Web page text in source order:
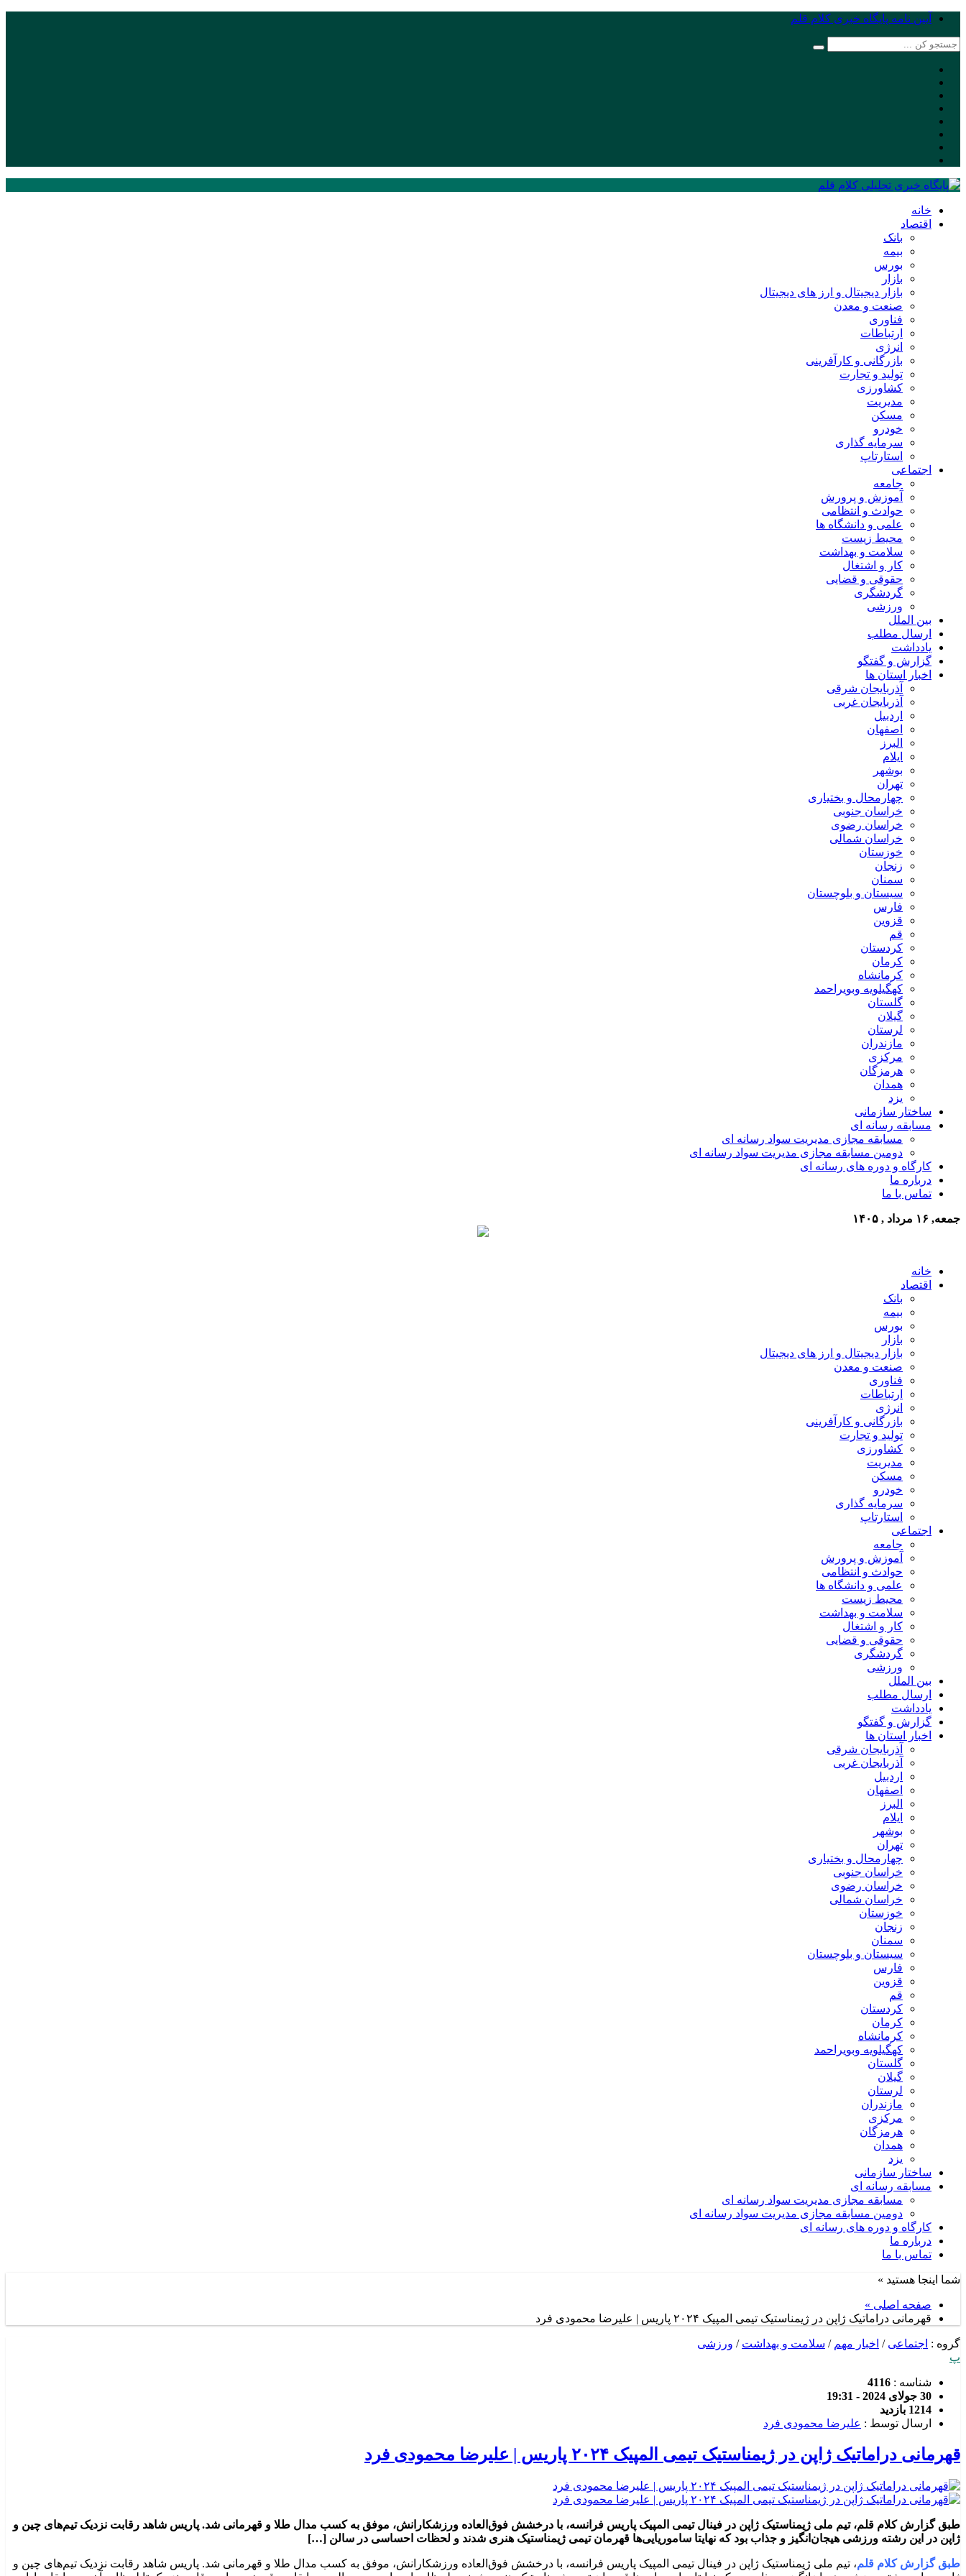
آیین نامه پایگاه خبری کلام قلم
خانه
اقتصاد
بانک
بیمه
بورس
بازار
بازار دیجیتال و ارز های دیجیتال
صنعت و معدن
فناوری
ارتباطات
انرژی
بازرگانی و کارآفرینی
تولید و تجارت
کشاورزی
مدیریت
مسکن
خودرو
سرمایه گذاری
استارتاپ
اجتماعی
جامعه
آموزش و پرورش
حوادث و انتظامی
علمی و دانشگاه ها
محیط زیست
سلامت و بهداشت
کار و اشتغال
حقوقی و قضایی
گردشگری
ورزشی
بین الملل
ارسال مطلب
یادداشت
گزارش و گفتگو
اخبار استان ها
آذربایجان شرقی
آذربایجان غربی
اردبیل
اصفهان
البرز
ایلام
بوشهر
تهران
چهارمحال و بختیاری
خراسان جنوبی
خراسان رضوی
خراسان شمالی
خوزستان
زنجان
سمنان
سیستان و بلوچستان
فارس
قزوین
قم
کردستان
کرمان
کرمانشاه
کهگیلویه وبویراحمد
گلستان
گیلان
لرستان
مازندران
مرکزی
هرمزگان
همدان
یزد
ساختار سازمانی
مسابقه رسانه ای
مسابقه مجازی مدیریت سواد رسانه ای
دومین مسابقه مجازی مدیریت سواد رسانه ای
کارگاه و دوره های رسانه ای
درباره ما
تماس با ما
جمعه, ۱۶ مرداد , ۱۴۰۵
خانه
اقتصاد
بانک
بیمه
بورس
بازار
بازار دیجیتال و ارز های دیجیتال
صنعت و معدن
فناوری
ارتباطات
انرژی
بازرگانی و کارآفرینی
تولید و تجارت
کشاورزی
مدیریت
مسکن
خودرو
سرمایه گذاری
استارتاپ
اجتماعی
جامعه
آموزش و پرورش
حوادث و انتظامی
علمی و دانشگاه ها
محیط زیست
سلامت و بهداشت
کار و اشتغال
حقوقی و قضایی
گردشگری
ورزشی
بین الملل
ارسال مطلب
یادداشت
گزارش و گفتگو
اخبار استان ها
آذربایجان شرقی
آذربایجان غربی
اردبیل
اصفهان
البرز
ایلام
بوشهر
تهران
چهارمحال و بختیاری
خراسان جنوبی
خراسان رضوی
خراسان شمالی
خوزستان
زنجان
سمنان
سیستان و بلوچستان
فارس
قزوین
قم
کردستان
کرمان
کرمانشاه
کهگیلویه وبویراحمد
گلستان
گیلان
لرستان
مازندران
مرکزی
هرمزگان
همدان
یزد
ساختار سازمانی
مسابقه رسانه ای
مسابقه مجازی مدیریت سواد رسانه ای
دومین مسابقه مجازی مدیریت سواد رسانه ای
کارگاه و دوره های رسانه ای
درباره ما
تماس با ما
شما اینجا هستید »
صفحه اصلی »
قهرمانی دراماتیک ژاپن در ژیمناستیک تیمی المپیک ۲۰۲۴ پاریس | علیرضا محمودی فرد
گروه : اجتماعی / اخبار مهم / سلامت و بهداشت / ورزشی
پ
شناسه : 4116
30 جولای 2024 - 19:31
1214 بازدید
ارسال توسط : علیرضا محمودی فرد
قهرمانی دراماتیک ژاپن در ژیمناستیک تیمی المپیک ۲۰۲۴ پاریس | علیرضا محمودی فرد
طبق گزارش کلام قلم، تیم ملی ژیمناستیک ژاپن در فینال تیمی المپیک پاریس فرانسه، با درخشش فوق‌العاده ورزشکارانش، موفق به کسب مدال طلا و قهرمانی شد. پاریس شاهد رقابت نزدیک تیم‌های چین و
ژاپن در این رشته ورزشی هیجان‌انگیز و جذاب بود که نهایتا ساموریایی‌ها قهرمان تیمی ژیمناستیک هنری شدند و لحظات احساسی در سالن […]
طبق گزارش کلام قلم، تیم ملی ژیمناستیک ژاپن در فینال تیمی المپیک پاریس فرانسه، با درخشش فوق‌العاده ورزشکارانش، موفق به کسب مدال طلا و قهرمانی شد. پاریس شاهد رقابت نزدیک تیم‌های چین و